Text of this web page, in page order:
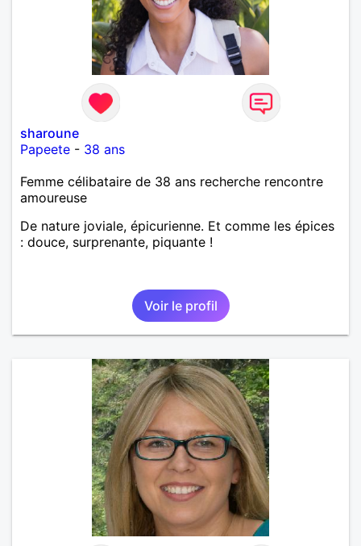
sharoune
Papeete - 38 ans
Femme célibataire de 38 ans recherche rencontre
amoureuse
De nature joviale, épicurienne. Et comme les épices
: douce, surprenante, piquante !
Voir le profil